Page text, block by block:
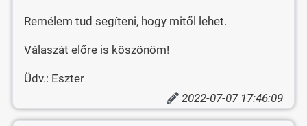
Remélem tud segíteni, hogy mitől lehet.
Válaszát előre is köszönöm!
Üdv.: Eszter
2022-07-07 17:46:09